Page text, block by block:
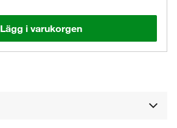
Lägg i varukorgen